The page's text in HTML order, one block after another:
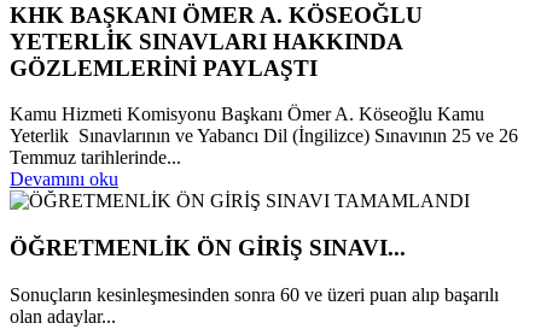
KHK BAŞKANI ÖMER A. KÖSEOĞLU
YETERLİK SINAVLARI HAKKINDA
GÖZLEMLERİNİ PAYLAŞTI
Kamu Hizmeti Komisyonu Başkanı Ömer A. Köseoğlu Kamu
Yeterlik Sınavlarının ve Yabancı Dil (İngilizce) Sınavının 25 ve 26
Temmuz tarihlerinde...
Devamını oku
ÖĞRETMENLİK ÖN GİRİŞ SINAVI...
Sonuçların kesinleşmesinden sonra 60 ve üzeri puan alıp başarılı
olan adaylar...